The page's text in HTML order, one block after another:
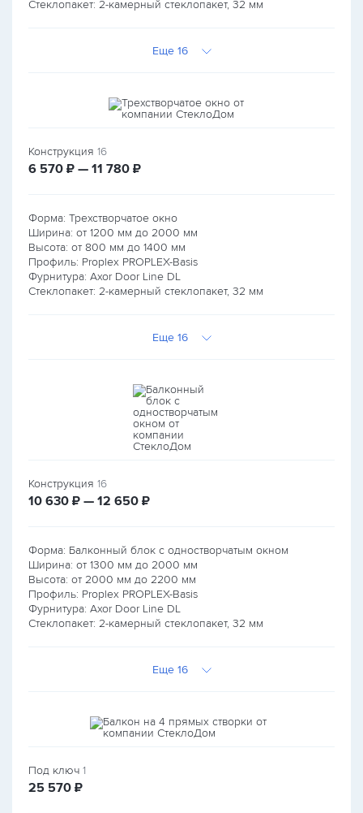
Стеклопакет: 2-камерный стеклопакет, 32 мм
Еще 16
Конструкция 16
6 570 руб.
₽ — 11 780 руб.
₽
Форма: Трехстворчатое окно
Ширина: от 1200 мм до 2000 мм
Высота: от 800 мм до 1400 мм
Профиль: Proplex PROPLEX-Basis
Фурнитура: Axor Door Line DL
Стеклопакет: 2-камерный стеклопакет, 32 мм
Еще 16
Конструкция 16
10 630 руб.
₽ — 12 650 руб.
₽
Форма: Балконный блок с одностворчатым окном
Ширина: от 1300 мм до 2000 мм
Высота: от 2000 мм до 2200 мм
Профиль: Proplex PROPLEX-Basis
Фурнитура: Axor Door Line DL
Стеклопакет: 2-камерный стеклопакет, 32 мм
Еще 16
Под ключ 1
25 570 руб.
₽